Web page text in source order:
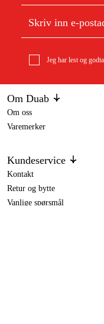
Jeg har lest og
Om Duab
Om oss
Varemerker
Kundeservice
Kontakt
Retur og bytte
Vanlige spørsmål